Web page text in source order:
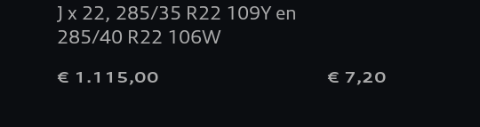
J x 22, 285/35 R22 109Y en
285/40 R22 106W
€ 1.115,00 € 7,20